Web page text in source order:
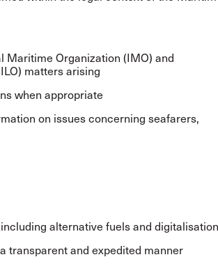
Maritime Organization (IMO) and
matters arising
when appropriate
on issues concerning seafarers,
alternative fuels and digitalisation
transparent and expedited manner